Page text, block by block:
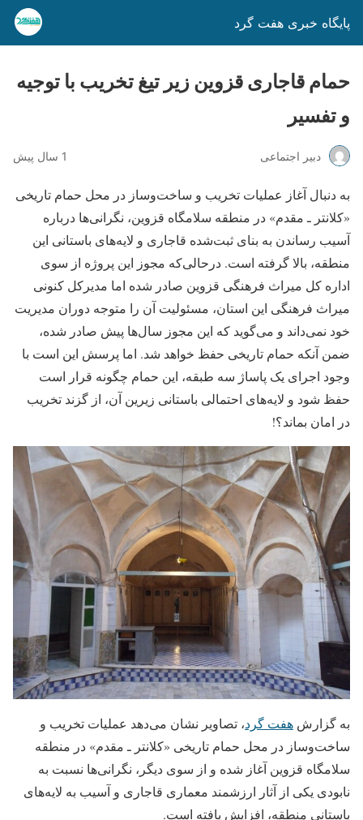
پایگاه خبری هفت گرد
حمام قاجاری قزوین زیر تیغ تخریب با توجیه
و تفسیر
دبیر اجتماعی 1 سال پیش
به دنبال آغاز عملیات تخریب و ساخت‌وساز در محل حمام تاریخی
«کلانتر ـ مقدم» در منطقه سلامگاه قزوین، نگرانی‌ها درباره
آسیب رساندن به بنای ثبت‌شده قاجاری و لایه‌های باستانی این
منطقه، بالا گرفته است. درحالی‌که مجوز این پروژه از سوی
اداره کل میراث فرهنگی قزوین صادر شده اما مدیرکل کنونی
میراث فرهنگی این استان، مسئولیت آن را متوجه دوران مدیریت
خود نمی‌داند و می‌گوید که این مجوز سال‌ها پیش صادر شده،
ضمن آنکه حمام تاریخی حفظ خواهد شد. اما پرسش این است با
وجود اجرای یک پاساژ سه طبقه، این حمام چگونه قرار است
حفظ شود و لایه‌های احتمالی باستانی زیرین آن، از گزند تخریب
در امان بماند؟!
به گزارش هفت گرد، تصاویر نشان می‌دهد عملیات تخریب و
ساخت‌وساز در محل حمام تاریخی «کلانتر ـ مقدم» در منطقه
سلامگاه قزوین آغاز شده و از سوی دیگر، نگرانی‌ها نسبت به
نابودی یکی از آثار ارزشمند معماری قاجاری و آسیب به لایه‌های
باستانی منطقه، افزایش یافته است.